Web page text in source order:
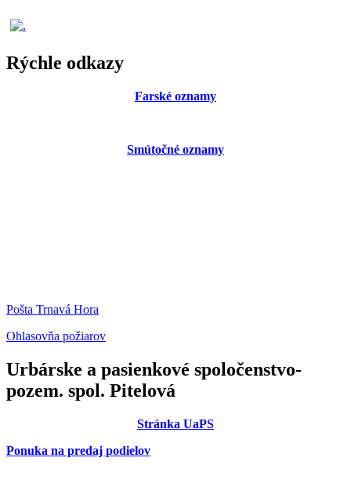
Rýchle odkazy
Farské oznamy
Smútočné oznamy
Pošta Trnavá Hora
Ohlasovňa požiarov
Urbárske a pasienkové spoločenstvo-
pozem. spol. Pitelová
Stránka UaPS
Ponuka na predaj podielov